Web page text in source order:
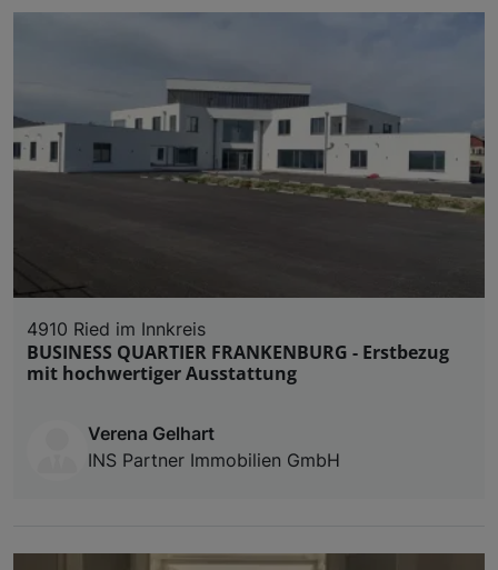
4910 Ried im Innkreis
BUSINESS QUARTIER FRANKENBURG - Erstbezug
mit hochwertiger Ausstattung
Verena Gelhart
INS Partner Immobilien GmbH